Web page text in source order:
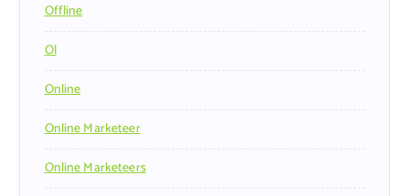
Offline
Ol
Online
Online Marketeer
Online Marketeers